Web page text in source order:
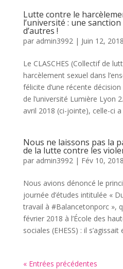
Lutte contre le
l’université : une
d’autres !
par admin3992 | Juin 12, 2018
Le CLASCHES (Collectif de
harcèlement sexuel dans
félicite d’une récente
de l’université Lumière Lyon
avril 2018 (ci-jointe), celle-ci a
Nous ne laissons pas la
de la lutte contre les
par admin3992 | Fév 10, 2018
Nous avions dénoncé le
journée d’études intitulée «
travail à #Balancetonporc »,
février 2018 à l’École des
sociales (EHESS) : il s’agissait
« Entrées précédentes